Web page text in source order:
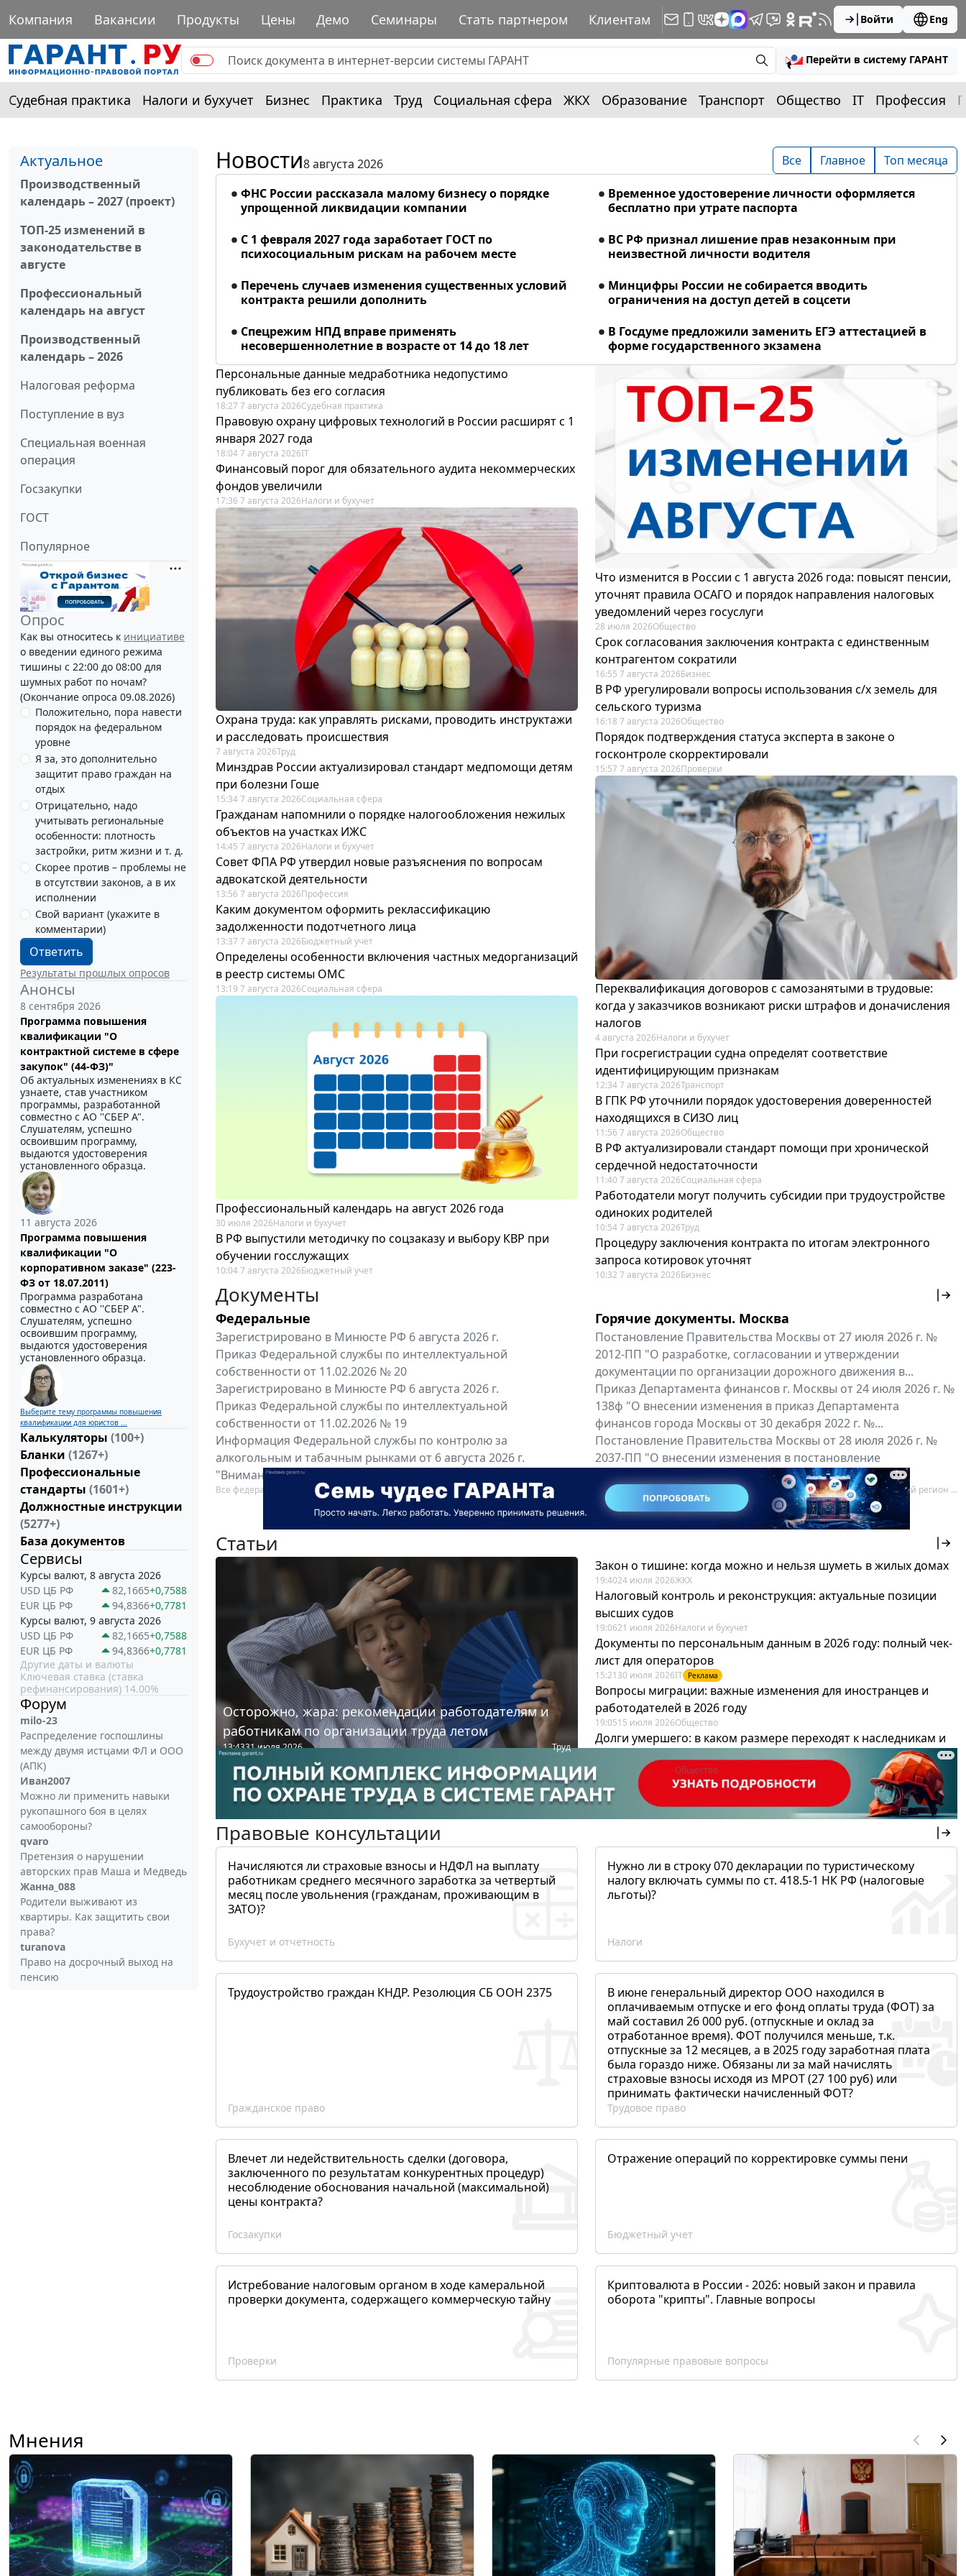
Компания Вакансии Продукты Цены Демо Семинары Стать партнером Клиентам Войти Eng
Перейти в систему ГАРАНТ
Судебная практика Налоги и бухучет Бизнес Практика Труд Социальная сфера ЖКХ Образование Транспорт Общество IT Профессия
Актуальное
Производственный
календарь – 2027 (проект)
ТОП-25 изменений в
законодательстве в
августе
Профессиональный
календарь на август
Производственный
календарь – 2026
Налоговая реформа
Поступление в вуз
Специальная военная
операция
Госзакупки
ГОСТ
Популярное
Опрос
Как вы относитесь к инициативе
о введении единого режима
тишины с 22:00 до 08:00 для
шумных работ по ночам?
(Окончание опроса 09.08.2026)
Положительно, пора навести
порядок на федеральном
уровне
Я за, это дополнительно
защитит право граждан на
отдых
Отрицательно, надо
учитывать региональные
особенности: плотность
застройки, ритм жизни и т. д.
Скорее против – проблемы не
в отсутствии законов, а в их
исполнении
Свой вариант (укажите в
комментарии)
Ответить
Результаты прошлых опросов
Анонсы
8 сентября 2026
Программа повышения
квалификации "О
контрактной системе в сфере
закупок" (44-ФЗ)"
Об актуальных изменениях в КС
узнаете, став участником
программы, разработанной
совместно с АО ''СБЕР А".
Слушателям, успешно
освоившим программу,
выдаются удостоверения
установленного образца.
11 августа 2026
Программа повышения
квалификации "О
корпоративном заказе" (223-
ФЗ от 18.07.2011)
Программа разработана
совместно с АО ''СБЕР А".
Слушателям, успешно
освоившим программу,
выдаются удостоверения
установленного образца.
Выберите тему программы повышения
квалификации для юристов ...
Калькуляторы (100+)
Бланки (1267+)
Профессиональные
стандарты (1601+)
Должностные инструкции
(5277+)
База документов
Сервисы
Курсы валют, 8 августа 2026
USD ЦБ РФ
82,1665+0,7588
EUR ЦБ РФ
94,8366+0,7781
Курсы валют, 9 августа 2026
USD ЦБ РФ
82,1665+0,7588
EUR ЦБ РФ
94,8366+0,7781
Другие даты и валюты
Ключевая ставка (ставка
рефинансирования) 14.00%
Форум
milo-23
Распределение госпошлины
между двумя истцами ФЛ и ООО
(АПК)
Иван2007
Можно ли применить навыки
рукопашного боя в целях
самообороны?
qvaro
Претензия о нарушении
авторских прав Маша и Медведь
Жанна_088
Родители выживают из
квартиры. Как защитить свои
права?
turanova
Право на досрочный выход на
пенсию
Новости8 августа 2026 Все Главное Топ месяца
ФНС России рассказала малому бизнесу о порядке
упрощенной ликвидации компании
Временное удостоверение личности оформляется
бесплатно при утрате паспорта
С 1 февраля 2027 года заработает ГОСТ по
психосоциальным рискам на рабочем месте
ВС РФ признал лишение прав незаконным при
неизвестной личности водителя
Перечень случаев изменения существенных условий
контракта решили дополнить
Минцифры России не собирается вводить
ограничения на доступ детей в соцсети
Спецрежим НПД вправе применять
несовершеннолетние в возрасте от 14 до 18 лет
В Госдуме предложили заменить ЕГЭ аттестацией в
форме государственного экзамена
Персональные данные медработника недопустимо
публиковать без его согласия
18:27 7 августа 2026Судебная практика
Правовую охрану цифровых технологий в России расширят с 1
января 2027 года
18:04 7 августа 2026IT
Финансовый порог для обязательного аудита некоммерческих
фондов увеличили
17:36 7 августа 2026Налоги и бухучет
Охрана труда: как управлять рисками, проводить инструктажи
и расследовать происшествия
7 августа 2026Труд
Минздрав России актуализировал стандарт медпомощи детям
при болезни Гоше
15:34 7 августа 2026Социальная сфера
Гражданам напомнили о порядке налогообложения нежилых
объектов на участках ИЖС
14:45 7 августа 2026Налоги и бухучет
Совет ФПА РФ утвердил новые разъяснения по вопросам
адвокатской деятельности
13:56 7 августа 2026Профессия
Каким документом оформить реклассификацию
задолженности подотчетного лица
13:37 7 августа 2026Бюджетный учет
Определены особенности включения частных медорганизаций
в реестр системы ОМС
13:19 7 августа 2026Социальная сфера
Профессиональный календарь на август 2026 года
30 июля 2026Налоги и бухучет
В РФ выпустили методичку по соцзаказу и выбору КВР при
обучении госслужащих
10:04 7 августа 2026Бюджетный учет
Что изменится в России с 1 августа 2026 года: повысят пенсии,
уточнят правила ОСАГО и порядок направления налоговых
уведомлений через госуслуги
28 июля 2026Общество
Срок согласования заключения контракта с единственным
контрагентом сократили
16:55 7 августа 2026Бизнес
В РФ урегулировали вопросы использования с/х земель для
сельского туризма
16:18 7 августа 2026Общество
Порядок подтверждения статуса эксперта в законе о
госконтроле скорректировали
15:57 7 августа 2026Проверки
Переквалификация договоров с самозанятыми в трудовые:
когда у заказчиков возникают риски штрафов и доначисления
налогов
4 августа 2026Налоги и бухучет
При госрегистрации судна определят соответствие
идентифицирующим признакам
12:34 7 августа 2026Транспорт
В ГПК РФ уточнили порядок удостоверения доверенностей
находящихся в СИЗО лиц
11:56 7 августа 2026Общество
В РФ актуализировали стандарт помощи при хронической
сердечной недостаточности
11:40 7 августа 2026Социальная сфера
Работодатели могут получить субсидии при трудоустройстве
одиноких родителей
10:54 7 августа 2026Труд
Процедуру заключения контракта по итогам электронного
запроса котировок уточнят
10:32 7 августа 2026Бизнес
Документы
Федеральные
Зарегистрировано в Минюсте РФ 6 августа 2026 г.
Приказ Федеральной службы по интеллектуальной
собственности от 11.02.2026 № 20
Зарегистрировано в Минюсте РФ 6 августа 2026 г.
Приказ Федеральной службы по интеллектуальной
собственности от 11.02.2026 № 19
Информация Федеральной службы по контролю за
алкогольным и табачным рынками от 6 августа 2026 г.
"Вниманию производителей и импортёров алкогольной...
Все федеральные документы
Горячие документы. Москва
Постановление Правительства Москвы от 27 июля 2026 г. №
2012-ПП "О разработке, согласовании и утверждении
документации по организации дорожного движения в...
Приказ Департамента финансов г. Москвы от 24 июля 2026 г. №
138ф "О внесении изменения в приказ Департамента
финансов города Москвы от 30 декабря 2022 г. №...
Постановление Правительства Москвы от 28 июля 2026 г. №
2037-ПП "О внесении изменения в постановление
Правительства Москвы от 26 июля 2011 г. № 334-ПП"
Все региональные документы Мой регион ...
Статьи
Осторожно, жара: рекомендации работодателям и
работникам по организации труда летом
13:4331 июля 2026 Труд
Закон о тишине: когда можно и нельзя шуметь в жилых домах
19:4024 июля 2026ЖКХ
Налоговый контроль и реконструкция: актуальные позиции
высших судов
19:0621 июля 2026Налоги и бухучет
Документы по персональным данным в 2026 году: полный чек-
лист для операторов
15:21 30 июля 2026IT Реклама
Вопросы миграции: важные изменения для иностранцев и
работодателей в 2026 году
19:0515 июля 2026Общество
Долги умершего: в каком размере переходят к наследникам и
19:43 17 июля 2026 Общество
Правовые консультации
Начисляются ли страховые взносы и НДФЛ на выплату
работникам среднего месячного заработка за четвертый
месяц после увольнения (гражданам, проживающим в
ЗАТО)?
Бухучет и отчетность
Нужно ли в строку 070 декларации по туристическому
налогу включать суммы по ст. 418.5-1 НК РФ (налоговые
льготы)?
Налоги
Трудоустройство граждан КНДР. Резолюция СБ ООН 2375
Гражданское право
В июне генеральный директор ООО находился в
оплачиваемым отпуске и его фонд оплаты труда (ФОТ) за
май составил 26 000 руб. (отпускные и оклад за
отработанное время). ФОТ получился меньше, т.к.
отпускные за 12 месяцев, а в 2025 году заработная плата
была гораздо ниже. Обязаны ли за май начислять
страховые взносы исходя из МРОТ (27 100 руб) или
принимать фактически начисленный ФОТ?
Трудовое право
Влечет ли недействительность сделки (договора,
заключенного по результатам конкурентных процедур)
несоблюдение обоснования начальной (максимальной)
цены контракта?
Госзакупки
Отражение операций по корректировке суммы пени
Бюджетный учет
Истребование налоговым органом в ходе камеральной
проверки документа, содержащего коммерческую тайну
Проверки
Криптовалюта в России - 2026: новый закон и правила
оборота "крипты". Главные вопросы
Популярные правовые вопросы
Мнения